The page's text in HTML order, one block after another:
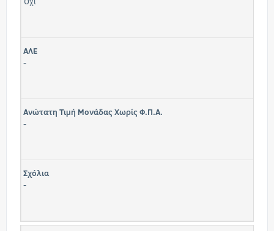
ΑΛΕ
-
Ανώτατη Τιμή Μονάδας Χωρίς Φ.Π.Α.
-
Σχόλια
-